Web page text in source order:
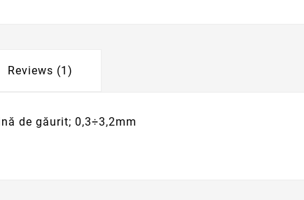
Reviews (1)
de găurit; 0,3÷3,2mm